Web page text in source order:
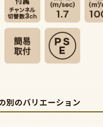
別のバリエーション